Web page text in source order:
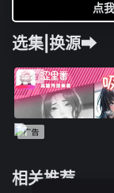
点
选集|换源➡
相关推荐